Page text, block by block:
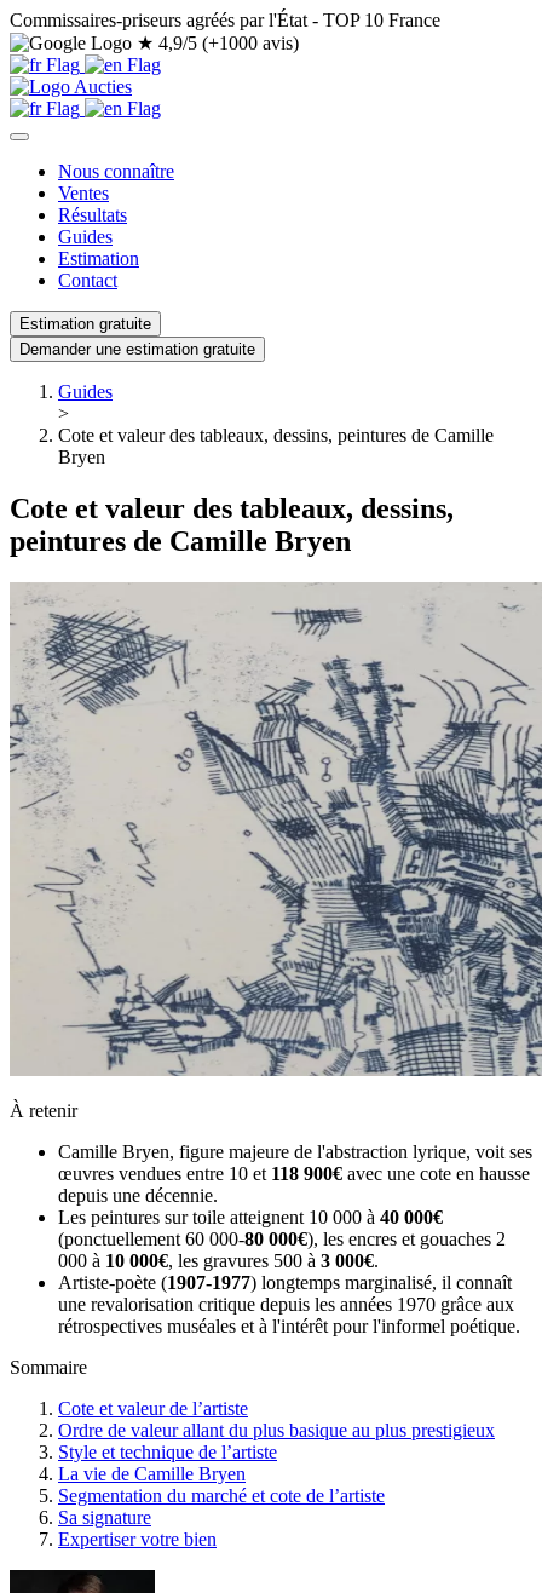
Commissaires-priseurs agréés par l'État - TOP 10 France
★ 4,9/5 (+1000 avis)
Nous connaître
Ventes
Résultats
Guides
Estimation
Contact
Estimation gratuite
Demander une estimation gratuite
Guides
>
Cote et valeur des tableaux, dessins, peintures de Camille
Bryen
Cote et valeur des tableaux, dessins,
peintures de Camille Bryen
À retenir
Camille Bryen, figure majeure de l'abstraction lyrique, voit ses
œuvres vendues entre 10 et 118 900€ avec une cote en hausse
depuis une décennie.
Les peintures sur toile atteignent 10 000 à 40 000€
(ponctuellement 60 000-80 000€), les encres et gouaches 2
000 à 10 000€, les gravures 500 à 3 000€.
Artiste-poète (1907-1977) longtemps marginalisé, il connaît
une revalorisation critique depuis les années 1970 grâce aux
rétrospectives muséales et à l'intérêt pour l'informel poétique.
Sommaire
Cote et valeur de l’artiste
Ordre de valeur allant du plus basique au plus prestigieux
Style et technique de l’artiste
La vie de Camille Bryen
Segmentation du marché et cote de l’artiste
Sa signature
Expertiser votre bien